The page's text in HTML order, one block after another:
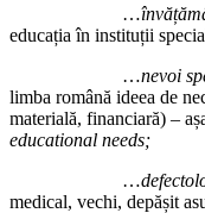
…
educația în instituții
…nevoi
limba română ideea de
materială, financiară) –
educational needs;
…
medical, vechi, depășit